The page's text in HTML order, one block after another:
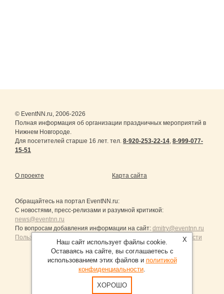
© EventNN.ru, 2006-2026
Полная информация об организации праздничных мероприятий в
Нижнем Новгороде.
Для посетителей старше 16 лет. тел. 8-920-253-22-14, 8-999-077-
15-51
О проекте Карта сайта
Обращайтесь на портал EventNN.ru:
С новостями, пресс-релизами и разумной критикой:
news@eventnn.ru
По вопросам добавления информации на сайт: dmitry@eventnn.ru
Пользовательское Соглашение и политика конфиденциальности
Продвижение сайтов Санкт-Петербург
X
Наш сайт использует файлы cookie.
Оставаясь на сайте, вы соглашаетесь с
использованием этих файлов и политикой
конфиденциальности.
ХОРОШО